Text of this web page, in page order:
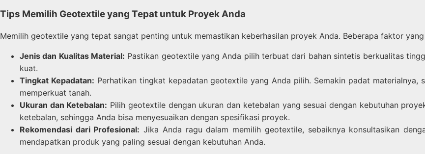
Tips Memilih Geotextile yang Tepat untuk Proyek Anda
Memilih geotextile yang tepat sangat penting untuk memastikan keberhasilan proyek Anda. Beberapa faktor
Jenis dan Kualitas Material: Pastikan geotextile yang Anda pilih terbuat dari bahan sintetis berkualitas
kuat.
Tingkat Kepadatan: Perhatikan tingkat kepadatan geotextile yang Anda pilih. Semakin padat materialnya,
memperkuat tanah.
Ukuran dan Ketebalan: Pilih geotextile dengan ukuran dan ketebalan yang sesuai dengan kebutuhan
ketebalan, sehingga Anda bisa menyesuaikan dengan spesifikasi proyek.
Rekomendasi dari Profesional: Jika Anda ragu dalam memilih geotextile, sebaiknya konsultasikan
mendapatkan produk yang paling sesuai dengan kebutuhan Anda.